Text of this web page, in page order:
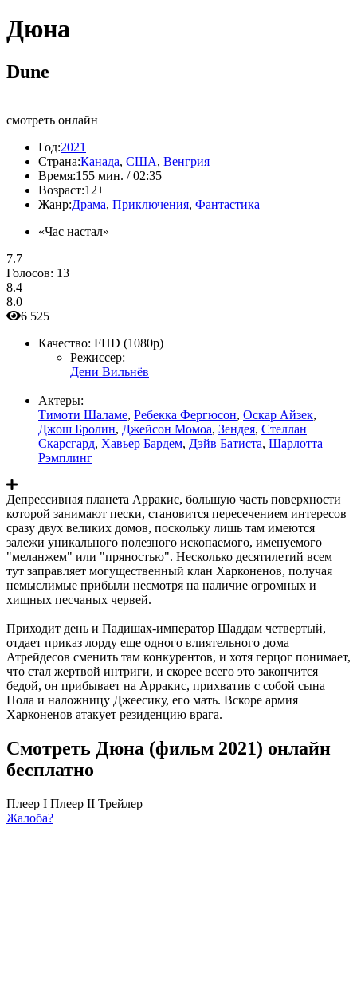
Дюна
Dune
смотреть онлайн
Год:2021
Страна:Канада, США, Венгрия
Время:155 мин. / 02:35
Возраст:12+
Жанр:Драма, Приключения, Фантастика
«Час настал»
7.7
Голосов: 13
8.4
8.0
6 525
Качество: FHD (1080p)
Режиссер:
Дени Вильнёв
Актеры:
Тимоти Шаламе, Ребекка Фергюсон, Оскар Айзек,
Джош Бролин, Джейсон Момоа, Зендея, Стеллан
Скарсгард, Хавьер Бардем, Дэйв Батиста, Шарлотта
Рэмплинг
Депрессивная планета Арракис, большую часть поверхности
которой занимают пески, становится пересечением интересов
сразу двух великих домов, поскольку лишь там имеются
залежи уникального полезного ископаемого, именуемого
"меланжем" или "пряностью". Несколько десятилетий всем
тут заправляет могущественный клан Харконенов, получая
немыслимые прибыли несмотря на наличие огромных и
хищных песчаных червей.
Приходит день и Падишах-император Шаддам четвертый,
отдает приказ лорду еще одного влиятельного дома
Атрейдесов сменить там конкурентов, и хотя герцог понимает,
что стал жертвой интриги, и скорее всего это закончится
бедой, он прибывает на Арракис, прихватив с собой сына
Пола и наложницу Джеесику, его мать. Вскоре армия
Харконенов атакует резиденцию врага.
Смотреть Дюна (фильм 2021) онлайн
бесплатно
Плеер I Плеер II Трейлер
Жалоба?